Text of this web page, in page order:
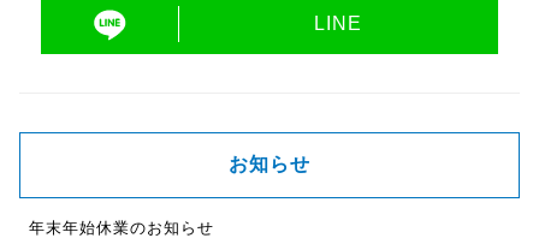
LINE
お知らせ
年末年始休業のお知らせ